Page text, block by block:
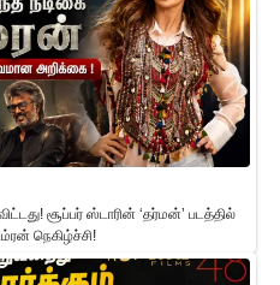
சூப்பர் ஸ்டாரின் ‘தர்மன்’ படத்தில்
நெகிழ்ச்சி!